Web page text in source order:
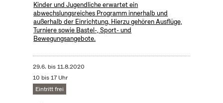
Kinder und Jugendliche erwartet ein
abwechslungsreiches Programm innerhalb und
außerhalb der Einrichtung. Hierzu gehören Ausflüge,
Turniere sowie Bastel-, Sport- und
Bewegungsangebote.
29.6. bis11.8.2020
10 bis 17 Uhr
Eintritt frei